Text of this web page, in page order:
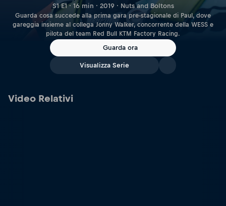
S1 E1 · 16 min · 2019 · Nuts and Boltons
Guarda cosa succede alla prima gara pre-stagionale di Paul, dove
gareggia insieme al collega Jonny Walker, concorrente della WESS e
pilota del team Red Bull KTM Factory Racing.
Guarda ora
Visualizza Serie
Video Relativi